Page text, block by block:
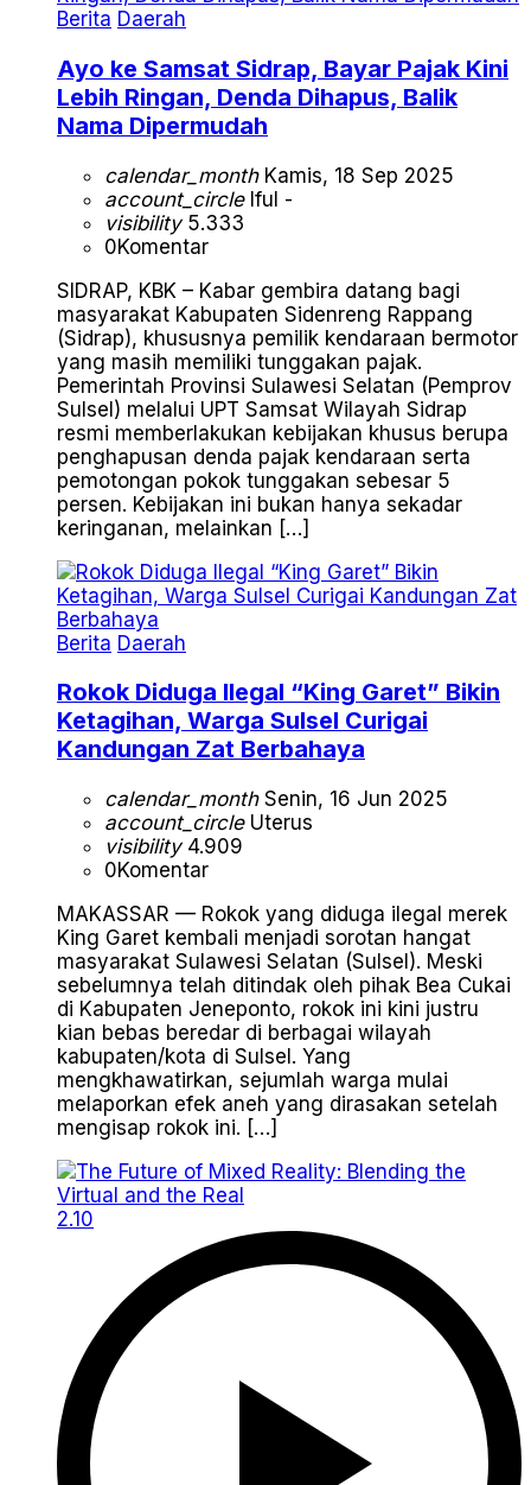
Berita Daerah
Ayo ke Samsat Sidrap, Bayar Pajak Kini
Lebih Ringan, Denda Dihapus, Balik
Nama Dipermudah
calendar_monthKamis, 18 Sep 2025
account_circleIful -
visibility5.333
0Komentar
SIDRAP, KBK – Kabar gembira datang bagi
masyarakat Kabupaten Sidenreng Rappang
(Sidrap), khususnya pemilik kendaraan bermotor
yang masih memiliki tunggakan pajak.
Pemerintah Provinsi Sulawesi Selatan (Pemprov
Sulsel) melalui UPT Samsat Wilayah Sidrap
resmi memberlakukan kebijakan khusus berupa
penghapusan denda pajak kendaraan serta
pemotongan pokok tunggakan sebesar 5
persen. Kebijakan ini bukan hanya sekadar
keringanan, melainkan […]
Berita Daerah
Rokok Diduga Ilegal “King Garet” Bikin
Ketagihan, Warga Sulsel Curigai
Kandungan Zat Berbahaya
calendar_monthSenin, 16 Jun 2025
account_circleUterus
visibility4.909
0Komentar
MAKASSAR — Rokok yang diduga ilegal merek
King Garet kembali menjadi sorotan hangat
masyarakat Sulawesi Selatan (Sulsel). Meski
sebelumnya telah ditindak oleh pihak Bea Cukai
di Kabupaten Jeneponto, rokok ini kini justru
kian bebas beredar di berbagai wilayah
kabupaten/kota di Sulsel. Yang
mengkhawatirkan, sejumlah warga mulai
melaporkan efek aneh yang dirasakan setelah
mengisap rokok ini. […]
2.10